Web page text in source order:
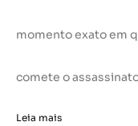
momento exato em
comete o
Leia mais